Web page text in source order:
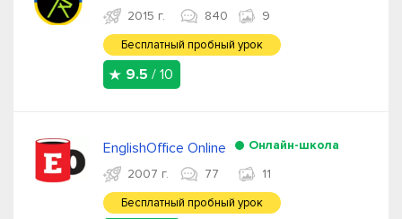
2015 г.
840 9
Бесплатный пробный урок
9.5 / 10
EnglishOffice Online
Онлайн-школа
2007 г.
77 11
Бесплатный пробный урок